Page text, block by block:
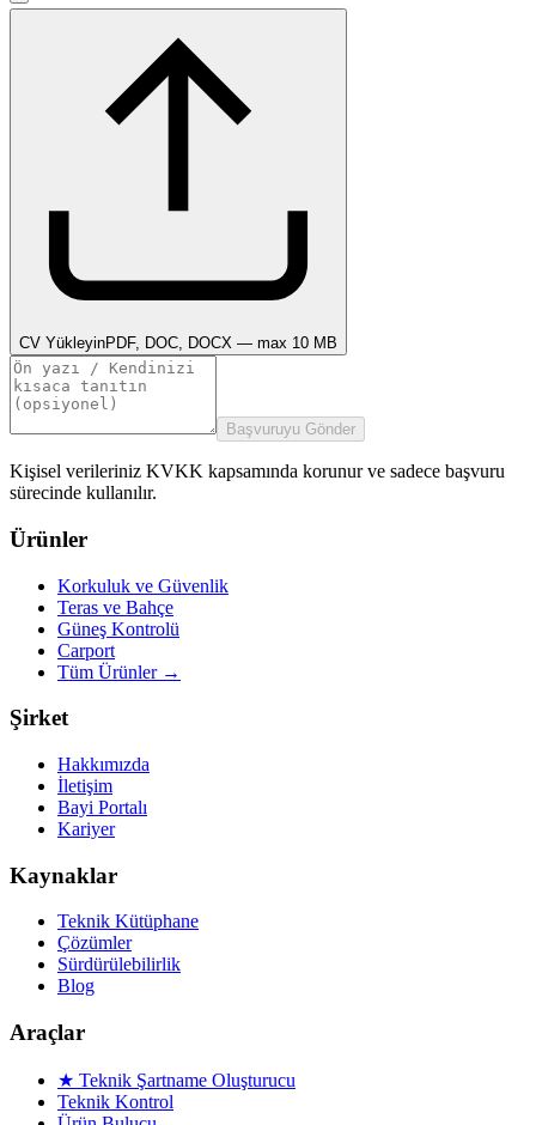
CV YükleyinPDF, DOC, DOCX — max 10 MB
Başvuruyu Gönder
Kişisel verileriniz KVKK kapsamında korunur ve sadece başvuru
sürecinde kullanılır.
Ürünler
Korkuluk ve Güvenlik
Teras ve Bahçe
Güneş Kontrolü
Carport
Tüm Ürünler→
Şirket
Hakkımızda
İletişim
Bayi Portalı
Kariyer
Kaynaklar
Teknik Kütüphane
Çözümler
Sürdürülebilirlik
Blog
Araçlar
★ Teknik Şartname Oluşturucu
Teknik Kontrol